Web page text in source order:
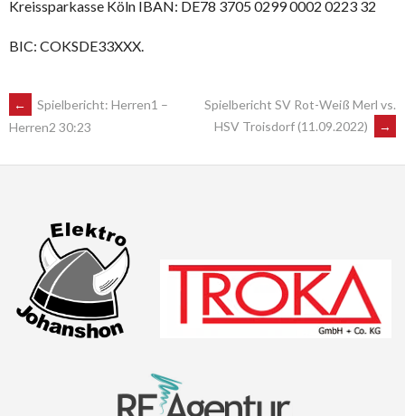
Kreissparkasse Köln IBAN: DE78 3705 0299 0002 0223 32
BIC: COKSDE33XXX.
POST
NAVIGATION
←
Spielbericht: Herren1 –
Herren2 30:23
Spielbericht SV Rot-Weiß Merl vs.
HSV Troisdorf (11.09.2022)
→